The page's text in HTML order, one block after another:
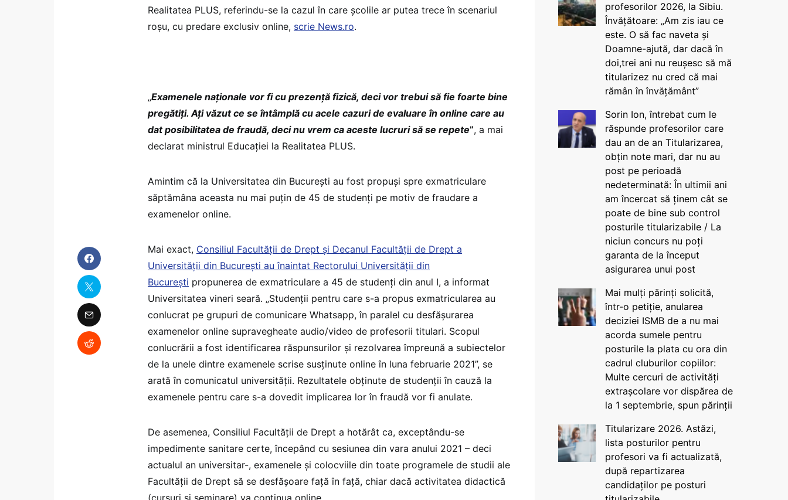
Realitatea PLUS, referindu-se la cazul în care școlile ar putea trece în scenariul
roșu, cu predare exclusiv online, scrie News.ro.
„Examenele naţionale vor fi cu prezenţă fizică, deci vor trebui să fie foarte bine
pregătiţi. Aţi văzut ce se întâmplă cu acele cazuri de evaluare în online care au
dat posibilitatea de fraudă, deci nu vrem ca aceste lucruri să se repete”, a mai
declarat ministrul Educaţiei la Realitatea PLUS.
Amintim că la Universitatea din București au fost propuși spre exmatriculare
săptămâna aceasta nu mai puțin de 45 de studenți pe motiv de fraudare a
examenelor online.
Mai exact, Consiliul Facultății de Drept și Decanul Facultății de Drept a
Universității din București au înaintat Rectorului Universității din
București propunerea de exmatriculare a 45 de studenți din anul I, a informat
Universitatea vineri seară. „Studenții pentru care s-a propus exmatricularea au
conlucrat pe grupuri de comunicare Whatsapp, în paralel cu desfășurarea
examenelor online supravegheate audio/video de profesorii titulari. Scopul
conlucrării a fost identificarea răspunsurilor și rezolvarea împreună a subiectelor
de la unele dintre examenele scrise susținute online în luna februarie 2021”, se
arată în comunicatul universității. Rezultatele obținute de studenții în cauză la
examenele pentru care s-a dovedit implicarea lor în fraudă vor fi anulate.
De asemenea, Consiliul Facultății de Drept a hotărât ca, exceptându-se
impedimente sanitare certe, începând cu sesiunea din vara anului 2021 – deci
actualul an universitar-, examenele și colocviile din toate programele de studii ale
Facultății de Drept să se desfășoare față în față, chiar dacă activitatea didactică
(cursuri și seminare) va continua online.
profesorilor 2026, la Sibiu.
Învățătoare: „Am zis iau ce
este. O să fac naveta și
Doamne-ajută, dar dacă în
doi,trei ani nu reușesc să mă
titularizez nu cred că mai
rămân în învățământ”
Sorin Ion, întrebat cum le
răspunde profesorilor care
dau an de an Titularizarea,
obțin note mari, dar nu au
post pe perioadă
nedeterminată: În ultimii ani
am încercat să ținem cât se
poate de bine sub control
posturile titularizabile / La
niciun concurs nu poți
garanta de la început
asigurarea unui post
Mai mulți părinți solicită,
într-o petiție, anularea
deciziei ISMB de a nu mai
acorda sumele pentru
posturile la plata cu ora din
cadrul cluburilor copiilor:
Multe cercuri de activități
extrașcolare vor dispărea de
la 1 septembrie, spun părinții
Titularizare 2026. Astăzi,
lista posturilor pentru
profesori va fi actualizată,
după repartizarea
candidaților pe posturi